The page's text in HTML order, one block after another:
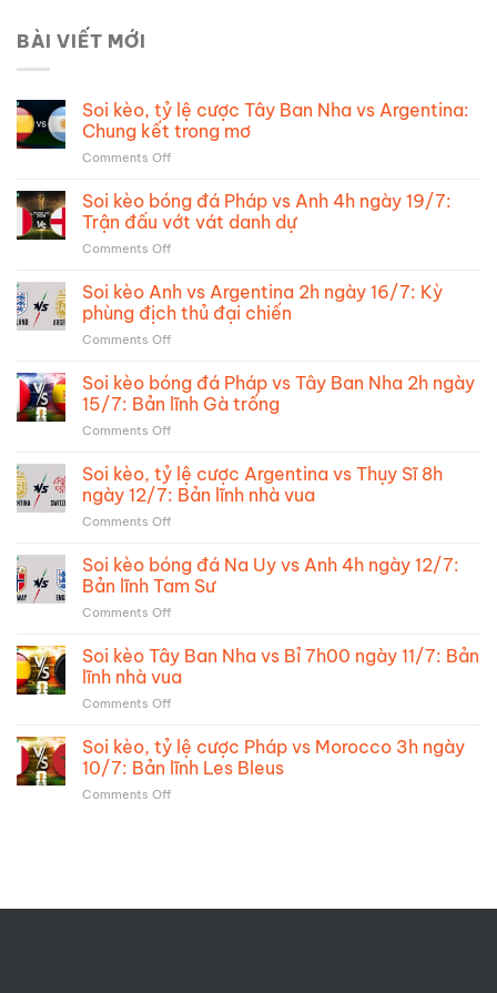
BÀI VIẾT MỚI
Soi kèo, tỷ lệ cược Tây Ban Nha vs Argentina:
Chung kết trong mơ
Comments Offon
kèo,
tỷ
lệ
cược
Ban
Nha
kết
trong
Soi kèo bóng đá Pháp vs Anh 4h ngày 19/7:
Trận đấu vớt vát danh dự
Comments Offon
kèo
bóng
đá
Pháp
Anh
4h
đấu
vớt
Soi kèo Anh vs Argentina 2h ngày 16/7: Kỳ
phùng địch thủ đại chiến
Comments Offon
kèo
Anh
vs
Argentina
ngày
16/7:
thủ
đại
Soi kèo bóng đá Pháp vs Tây Ban Nha 2h ngày
15/7: Bản lĩnh Gà trống
Comments Offon
kèo
bóng
đá
Pháp
Tây
Ban
15/7:
Bản
Soi kèo, tỷ lệ cược Argentina vs Thụy Sĩ 8h
ngày 12/7: Bản lĩnh nhà vua
Comments Offon
kèo,
lệ
cược
vs
Thụy
12/7:
Bản
Soi kèo bóng đá Na Uy vs Anh 4h ngày 12/7:
Bản lĩnh Tam Sư
Comments Offon
kèo
bóng
đá
Na
vs
Anh
Soi kèo Tây Ban Nha vs Bỉ 7h00 ngày 11/7: Bản
lĩnh nhà vua
Comments Offon
kèo
Tây
Ban
Nha
Bản
Soi kèo, tỷ lệ cược Pháp vs Morocco 3h ngày
10/7: Bản lĩnh Les Bleus
Comments Offon
Pháp